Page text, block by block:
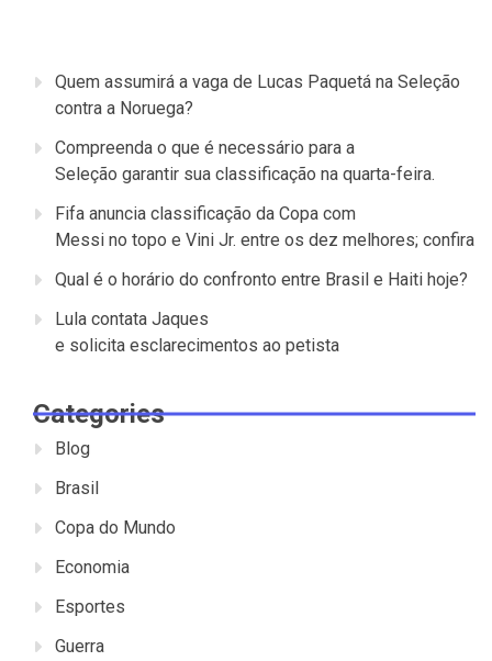
Quem assumirá a vaga de Lucas Paquetá na Seleção
contra a Noruega?
Compreenda o que é necessário para a
Seleção garantir sua classificação na quarta-feira.
Fifa anuncia classificação da Copa com
Messi no topo e Vini Jr. entre os dez melhores; confira
Qual é o horário do confronto entre Brasil e Haiti hoje?
Lula contata Jaques
e solicita esclarecimentos ao petista
Categories
Blog
Brasil
Copa do Mundo
Economia
Esportes
Guerra